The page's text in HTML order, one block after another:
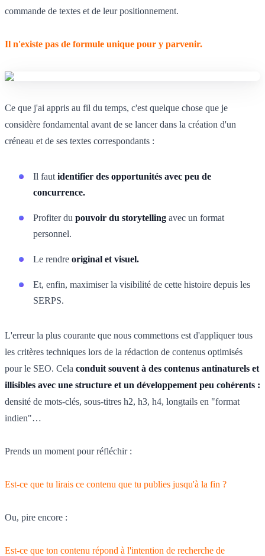
commande de textes et de leur positionnement.
Il n'existe pas de formule unique pour y parvenir.
Ce que j'ai appris au fil du temps, c'est quelque chose que je
considère fondamental avant de se lancer dans la création d'un
créneau et de ses textes correspondants :
Il faut identifier des opportunités avec peu de
concurrence.
Profiter du pouvoir du storytelling avec un format
personnel.
Le rendre original et visuel.
Et, enfin, maximiser la visibilité de cette histoire depuis les
SERPS.
L'erreur la plus courante que nous commettons est d'appliquer tous
les critères techniques lors de la rédaction de contenus optimisés
pour le SEO. Cela conduit souvent à des contenus antinaturels et
illisibles avec une structure et un développement peu cohérents :
densité de mots-clés, sous-titres h2, h3, h4, longtails en "format
indien"…
Prends un moment pour réfléchir :
Est-ce que tu lirais ce contenu que tu publies jusqu'à la fin ?
Ou, pire encore :
Est-ce que ton contenu répond à l'intention de recherche de